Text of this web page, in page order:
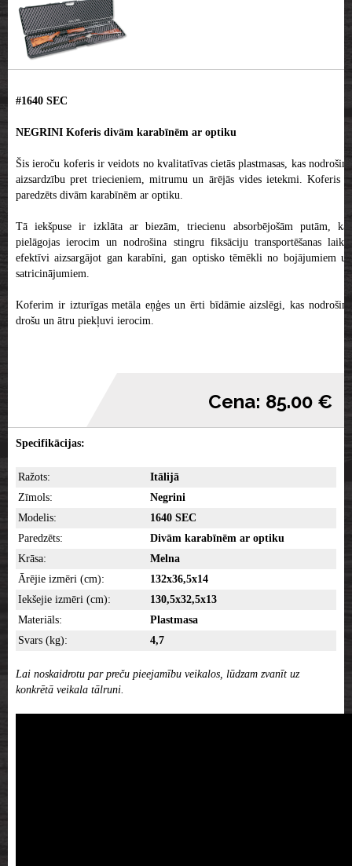
#1640 SEC
NEGRINI Koferis divām karabīnēm ar optiku
Šis ieroču koferis ir veidots no kvalitatīvas cietās plastmasas, kas nodrošina
aizsardzību pret triecieniem, mitrumu un ārējās vides ietekmi. Koferis ir
paredzēts divām karabīnēm ar optiku.
Tā iekšpuse ir izklāta ar biezām, triecienu absorbējošām putām, kas
pielāgojas ierocim un nodrošina stingru fiksāciju transportēšanas laikā,
efektīvi aizsargājot gan karabīni, gan optisko tēmēkli no bojājumiem un
satricinājumiem.
Koferim ir izturīgas metāla eņģes un ērti bīdāmie aizslēgi, kas nodrošina
drošu un ātru piekļuvi ierocim.
Cena: 85.00 €
Specifikācijas:
Ražots:
Itālijā
Zīmols:
Negrini
Modelis:
1640 SEC
Paredzēts:
Divām karabīnēm ar optiku
Krāsa:
Melna
Ārējie izmēri (cm):
132x36,5x14
Iekšejie izmēri (cm):
130,5x32,5x13
Materiāls:
Plastmasa
Svars (kg):
4,7
Lai noskaidrotu par preču pieejamību veikalos, lūdzam zvanīt uz
konkrētā veikala tālruni.